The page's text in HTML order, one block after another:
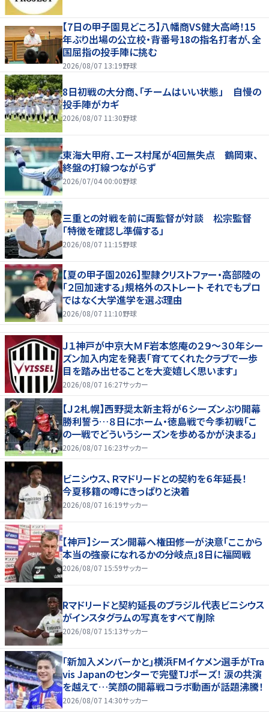
【7日の甲子園見どころ】八幡商VS健大高崎！15
年ぶり出場の公立校・背番号18の指名打者が、全
国屈指の投手陣に挑む
2026/08/07 13:19野球
8日初戦の大分商、「チームはいい状態」 自慢の
投手陣がカギ
2026/08/07 11:30野球
東海大甲府、エース村尾が4回無失点 鶴岡東、
終盤の打線つながらず
2026/07/04 00:00野球
三重との対戦を前に両監督が対談 松宗監督
「特徴を確認し準備する」
2026/08/07 11:15野球
【夏の甲子園2026】聖隷クリストファー・高部陸の
「２回加速する」規格外のストレート それでもプロ
ではなく大学進学を選ぶ理由
2026/08/07 11:10野球
Ｊ１神戸が中京大ＭＦ岩本悠庵の２９～３０年シー
ズン加入内定を発表「育ててくれたクラブで一歩
目を踏み出せることを大変嬉しく思います」
2026/08/07 16:27サッカー
【Ｊ２札幌】西野奨太新主将が６シーズンぶり開幕
勝利誓う…８日にホーム・徳島戦で今季初戦「こ
の一戦でどういうシーズンを歩めるかが決まる」
2026/08/07 16:23サッカー
ビニシウス、Ｒマドリードとの契約を６年延長！
今夏移籍の噂にきっぱりと決着
2026/08/07 16:19サッカー
【神戸】シーズン開幕へ権田修一が決意「ここから
本当の強豪になれるかの分岐点」8日に福岡戦
2026/08/07 15:59サッカー
Rマドリードと契約延長のブラジル代表ビニシウス
がインスタグラムの写真をすべて削除
2026/08/07 15:13サッカー
｢新加入メンバーかと｣横浜FMイケメン選手がTra
vis Japanのセンターで完璧TJポーズ！ 涙の共演
を越えて…笑顔の開幕戦コラボ動画が話題沸騰！
2026/08/07 14:30サッカー